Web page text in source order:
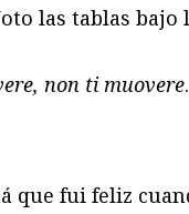
las tablas bajo
non ti muovere.
que fui feliz